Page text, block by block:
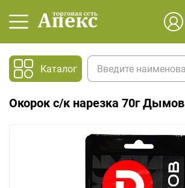
Каталог
Окорок с/к нарезка 70г Дымов